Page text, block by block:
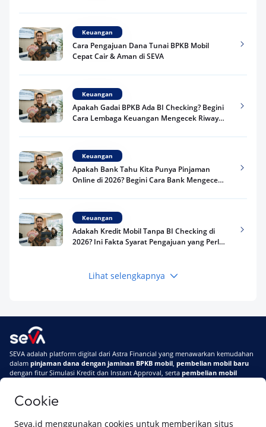
Cookie
Seva.id menggunakan cookies untuk memberikan situs
Keuangan
Cara Pengajuan Dana Tunai BPKB Mobil
Cepat Cair & Aman di SEVA
Keuangan
Apakah Gadai BPKB Ada BI Checking? Begini
Cara Lembaga Keuangan Mengecek Riwayat
Keuangan
Apakah Bank Tahu Kita Punya Pinjaman
Online di 2026? Begini Cara Bank Mengecek
Keuangan
Adakah Kredit Mobil Tanpa BI Checking di
2026? Ini Fakta Syarat Pengajuan yang Perlu
Keuangan
Terpercaya
Telat Bayar Pinjol 2 Hari, Apakah Langsung
Masuk BI Checking? Simak Peraturan
Terbarunya di 2026
Lihat selengkapnya
SEVA adalah platform digital dari Astra Financial yang menawarkan kemudahan
dalam pinjaman dana dengan jaminan BPKB mobil, pembelian mobil baru
dengan fitur Simulasi Kredit dan Instant Approval, serta pembelian mobil
Di SEVA #UrusanMobilSegampangItu
Tentang SEVASyarat & Ketentuan